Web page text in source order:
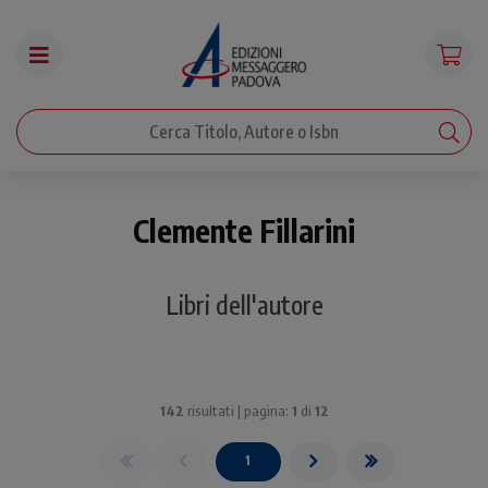
Clemente Fillarini
Libri dell'autore
142 risultati | pagina: 1 di 12
1